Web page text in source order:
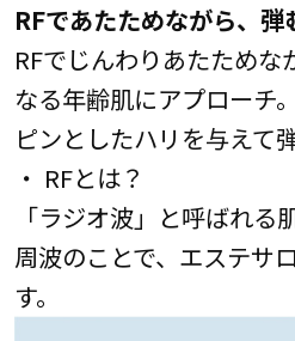
RFであたためながら、弾
RFでじんわりあたためな
なる年齢肌にアプローチ。
ピンとしたハリを与えて
・ RFとは？
「ラジオ波」と呼ばれ
周波のことで、エステサ
す。